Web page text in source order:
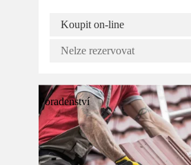
Koupit on-line
Nelze rezervovat
Poradenství